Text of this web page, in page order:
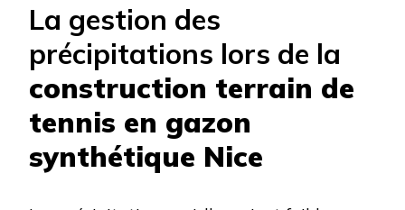
La gestion des
précipitations lors de la
construction terrain de
tennis en gazon
synthétique Nice